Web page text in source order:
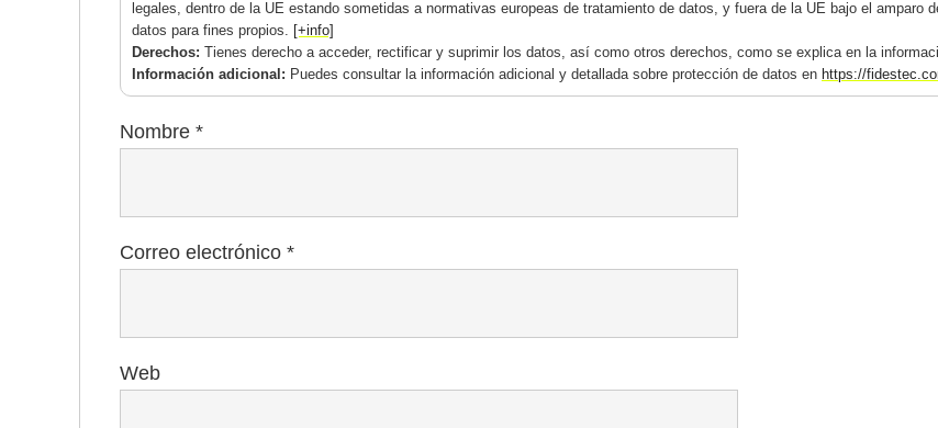
legales, dentro de la UE estando sometidas a normativas europeas de tratamiento de datos, y fuera de la UE bajo el amparo
datos para fines propios. [+info]
Derechos: Tienes derecho a acceder, rectificar y suprimir los datos, así como otros derechos, como se explica en la
Información adicional: Puedes consultar la información adicional y detallada sobre protección de datos en https://
Nombre *
Correo electrónico *
Web